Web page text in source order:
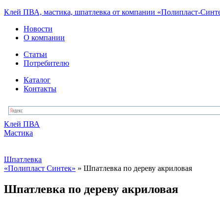
Клей ПВА, мастика, шпатлевка от компании «Полипласт-
Новости
О компании
Статьи
Потребителю
Каталог
Контакты
Клей ПВА
Мастика
Шпатлевка
«Полипласт Синтек» » Шпатлевка по дереву акриловая
Шпатлевка по дереву акриловая